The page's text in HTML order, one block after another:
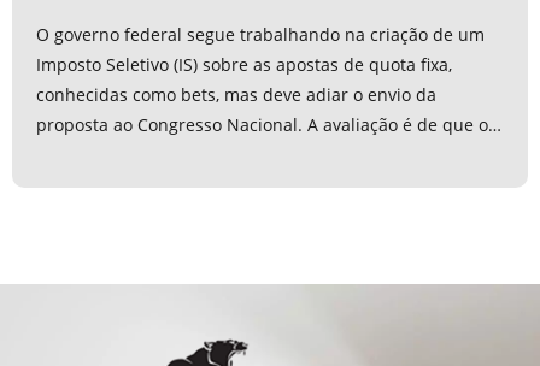
O governo federal segue trabalhando na criação de um
Imposto Seletivo (IS) sobre as apostas de quota fixa,
conhecidas como bets, mas deve adiar o envio da
proposta ao Congresso Nacional. A avaliação é de que o